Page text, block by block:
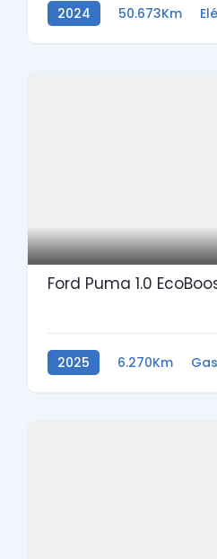
2024 50.673Km
Ford Puma 1.0
2025 6.270Km